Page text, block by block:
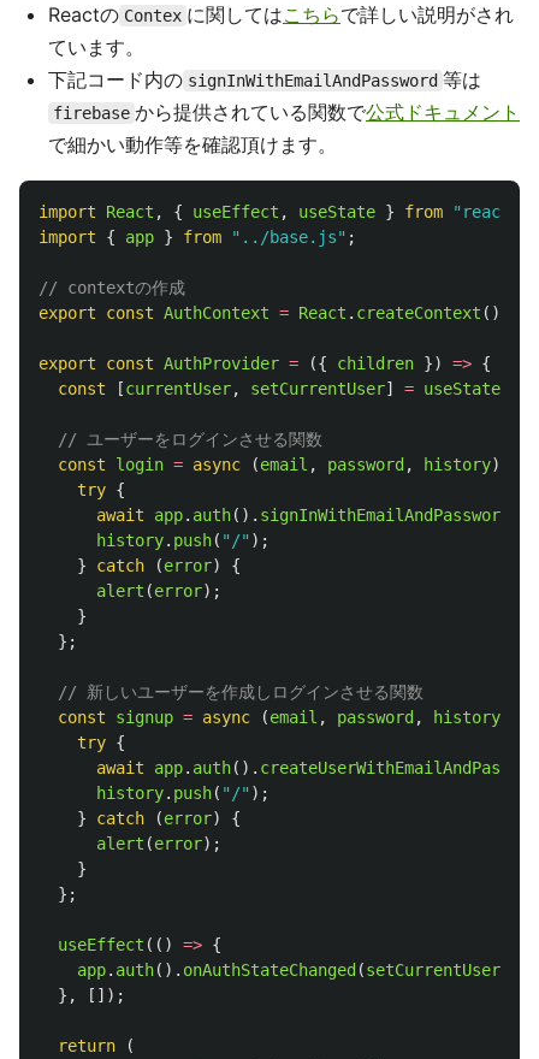
Reactの Contex に関してはこちらで詳しい説明がされ
ています。
下記コード内の signInWithEmailAndPassword 等は
firebase から提供されている関数で公式ドキュメント
で細かい動作等を確認頂けます。
import React , { useEffect , useState } from " react
import
{ app } from " ../base.js" ;
// contextの作成
export
const AuthContext = React . createContext ();
export const AuthProvider = ({ children }) => {
const
[currentUser, setCurrentUser] = useState
// ユーザーをログインさせる関数
const
login = async (email , password , history)
try {
await
app. auth(). signInWithEmailAndPassword
history. push( " /" );
}
catch (error)
{
alert (error);
}
};
// 新しいユーザーを作成しログインさせる関数
const
signup = async (email , password , history
try {
await
app. auth().
history. push( " /" );
}
catch (error)
{
alert (error);
}
};
useEffect (() => {
app. auth(). onAuthStateChanged (setCurrentUser
},
[]);
return
(